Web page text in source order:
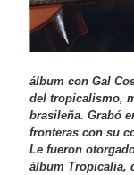
álbum con Gal
del tropicalismo,
brasileña. Grabó
fronteras con su
Le fueron
álbum Tropicalia,